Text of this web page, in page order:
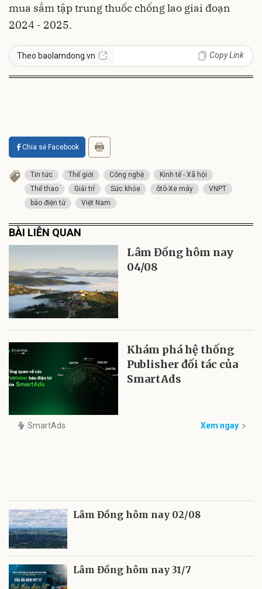
mua sắm tập trung thuốc chống lao giai đoạn
2024 - 2025.
Theo baolamdong.vn Copy Link
Chia sẻ Facebook
Tin tức Thế giới Công nghệ
Kinh tế - Xã hội
Thể thao
Giải trí Sức khỏe ôtô-Xe máy
VNPT
báo điện tử
Việt Nam
BÀI LIÊN QUAN
Lâm Đồng hôm nay
04/08
Khám phá hệ thống
Publisher đối tác của
SmartAds
SmartAds Xem ngay
Lâm Đồng hôm nay 02/08
Lâm Đồng hôm nay 31/7